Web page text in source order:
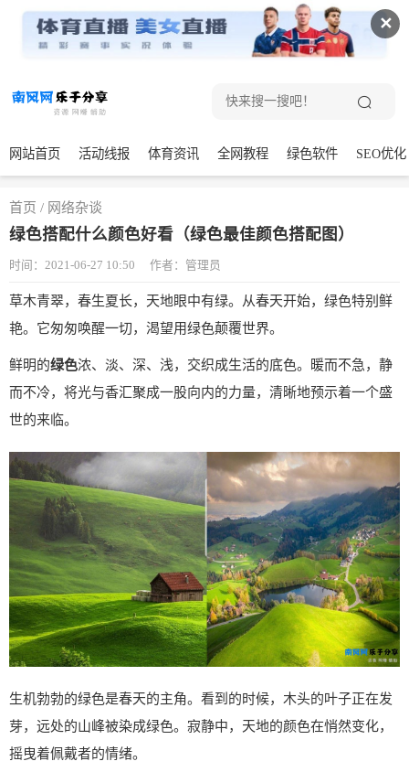
✕
网站首页 活动线报 体育资讯 全网教程 绿色软件 SEO优化
首页 / 网络杂谈
绿色搭配什么颜色好看（绿色最佳颜色搭配图）
时间：2021-06-27 10:50 作者：管理员
草木青翠，春生夏长，天地眼中有绿。从春天开始，绿色特别鲜
艳。它匆匆唤醒一切，渴望用绿色颠覆世界。
鲜明的绿色浓、淡、深、浅，交织成生活的底色。暖而不急，静
而不冷，将光与香汇聚成一股向内的力量，清晰地预示着一个盛
世的来临。
生机勃勃的绿色是春天的主角。看到的时候，木头的叶子正在发
芽，远处的山峰被染成绿色。寂静中，天地的颜色在悄然变化，
摇曳着佩戴者的情绪。